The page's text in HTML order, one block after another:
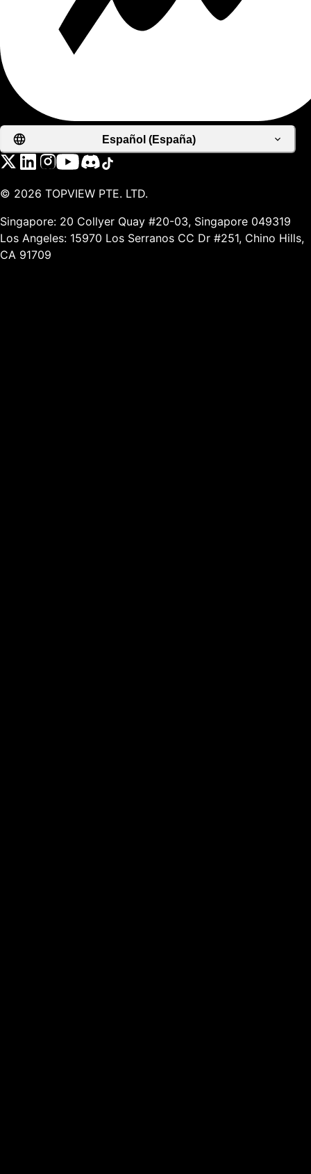
Español (España)
© 2026 TOPVIEW PTE. LTD.
Singapore: 20 Collyer Quay #20-03, Singapore 049319
Los Angeles: 15970 Los Serranos CC Dr #251, Chino Hills,
CA 91709